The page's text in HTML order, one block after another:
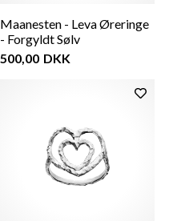
Maanesten - Leva Øreringe
- Forgyldt Sølv
500,00 DKK